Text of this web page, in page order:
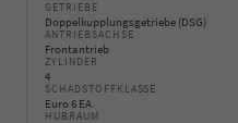
GETRIEBE
Doppelkupplungsgetriebe (DSG)
ANTRIEBSACHSE
Frontantrieb
ZYLINDER
4
SCHADSTOFFKLASSE
Euro 6 EA
HUBRAUM